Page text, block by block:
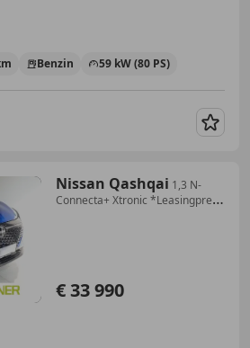
Benzin 59 kW (80 PS)
Nissan Qashqai 1,3 N-
Connecta+ Xtronic *Leasingpreis
€ 33 990